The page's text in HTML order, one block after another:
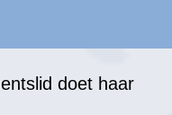
doet haar